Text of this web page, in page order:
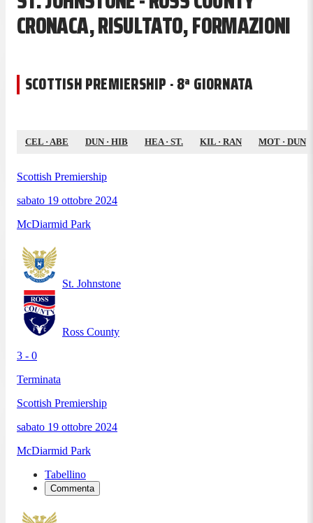
CRONACA, RISULTATO, FORMAZIONI
SCOTTISH PREMIERSHIP · 8ª GIORNATA
CEL · ABE DUN · HIB HEA· ST. KIL · RAN MOT · DUN
Scottish Premiership
sabato 19 ottobre 2024
McDiarmid Park
St. Johnstone
Ross County
3 - 0
Terminata
Scottish Premiership
sabato 19 ottobre 2024
McDiarmid Park
Tabellino
Commenta